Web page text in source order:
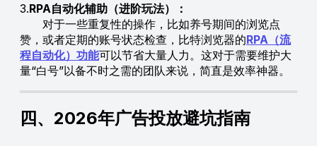
3.RPA自动化辅助（进阶玩法）：
对于一些重复性的操作，比如养号期间的浏览点
赞，或者定期的账号状态检查，比特浏览器的RPA（流
程自动化）功能可以节省大量人力。这对于需要维护大
量“白号”以备不时之需的团队来说，简直是效率神器。
四、2026年广告投放避坑指南